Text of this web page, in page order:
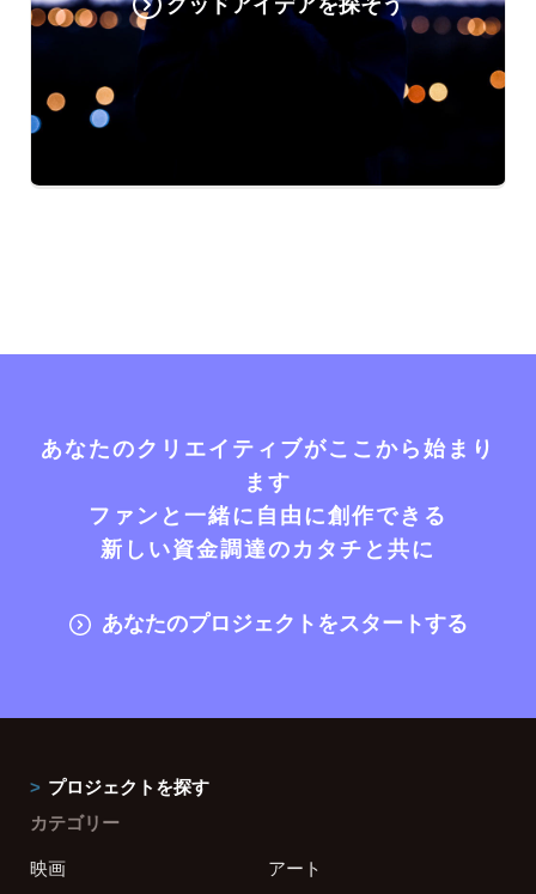
あなたのクリエイティブがここから始まり
ます
ファンと一緒に自由に創作できる
新しい資金調達のカタチと共に
あなたのプロジェクトをスタートする
プロジェクトを探す
カテゴリー
映画
アート